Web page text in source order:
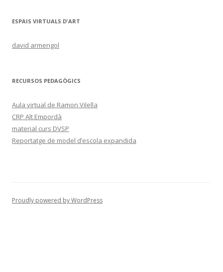
ESPAIS VIRTUALS D'ART
david armengol
RECURSOS PEDAGÒGICS
Aula virtual de Ramon Vilella
CRP Alt Empordà
material curs DVSP
Reportatge de model d’escola expandida
Proudly powered by WordPress